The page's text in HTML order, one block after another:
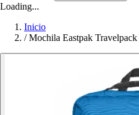
Loading...
Inicio
/ Mochila Eastpak Travelpack